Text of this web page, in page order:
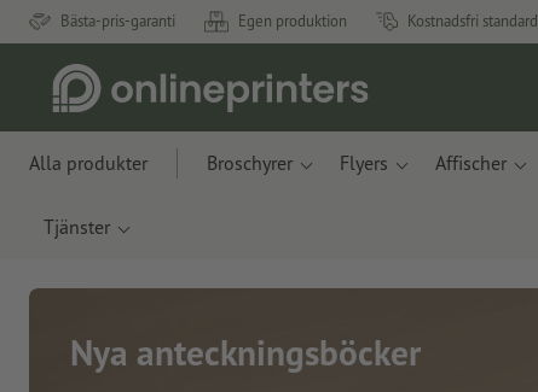
Bästa-pris-garanti Egen produktion Kostnadsfri
Alla produkter Broschyrer Flyers Affischer
Tjänster
Nya anteckningsböcker